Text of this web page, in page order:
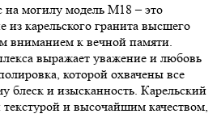
могилу модель М18 – это
из карельского гранита высшего
вниманием к вечной памяти.
выражает уважение и любовь
которой охвачены все
блеск и изысканность. Карельский
и высочайшим качеством,